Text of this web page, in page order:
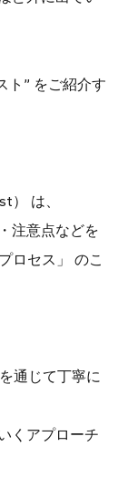
ト” をご紹介す
） は、
注意点などを
ロセス」 のこ
通じて丁寧に
くアプローチ